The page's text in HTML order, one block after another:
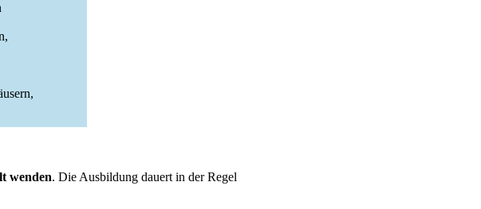
wenden. Die Ausbildung dauert in der Regel